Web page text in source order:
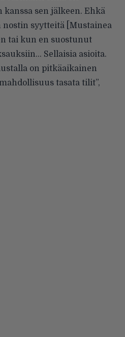
sen jälkeen. Ehkä
nostin syytteitä [Mustainea
tai kun en suostunut
Sellaisia asioita.
on pitkäaikainen
tasata tilit”,